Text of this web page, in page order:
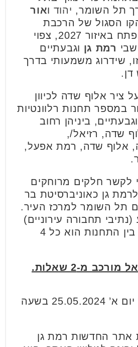
תל השומר, יהוד ואור
הסגול של הרכבת
הקלה שצפוי להפתח באיזור 2027, צפוי
רמת גן וגבעתיים
שידרוג משמעותי בדרך
דן.
ציר אלוף שדה לכיוון
במספר תחנות רלוונטיות
ביניהן רחוב
שדה, רזיאל/,
אלוף שדה, רמת אפעל,
לקשר חלקים מרוחקים
גן כאוניברסיטת בר
תל השומר למרכז העיר.
תחבורה עירוניים)
צופה למעבר קו בין התחנות הוא כל 4
מ-2 שאלות.
ניתן להצביע עד יום א’ 25.05.2024 בשעה
אתר החדשות רמת גן